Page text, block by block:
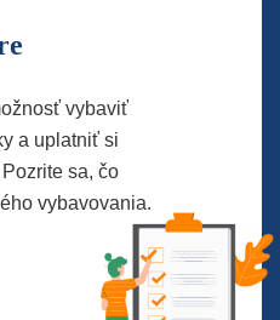
vybaviť
a uplatniť si
sa, čo
vybavovania.